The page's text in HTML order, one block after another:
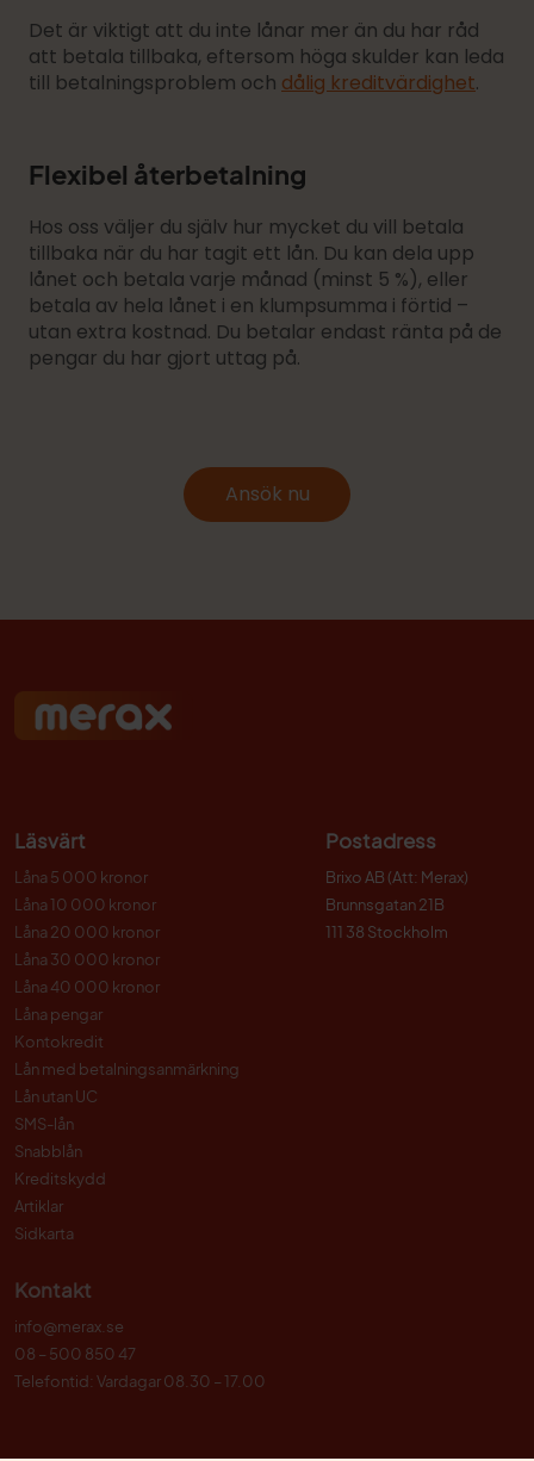
Det är viktigt att du inte lånar mer än du har råd
att betala tillbaka, eftersom höga skulder kan leda
till betalningsproblem och dålig kreditvärdighet.
Flexibel återbetalning
Hos oss väljer du själv hur mycket du vill betala
tillbaka när du har tagit ett lån. Du kan dela upp
lånet och betala varje månad (minst 5 %), eller
betala av hela lånet i en klumpsumma i förtid –
utan extra kostnad. Du betalar endast ränta på de
pengar du har gjort uttag på.
Ansök nu
Läsvärt
Låna 5 000 kronor
Låna 10 000 kronor
Låna 20 000 kronor
Låna 30 000 kronor
Låna 40 000 kronor
Låna pengar
Kontokredit
Lån med betalningsanmärkning
Lån utan UC
SMS-lån
Snabblån
Kreditskydd
Artiklar
Sidkarta
Postadress
Brixo AB (Att: Merax)
Brunnsgatan 21B
111 38 Stockholm
Kontakt
info@merax.se
08 – 500 850 47
Telefontid: Vardagar 08.30 – 17.00